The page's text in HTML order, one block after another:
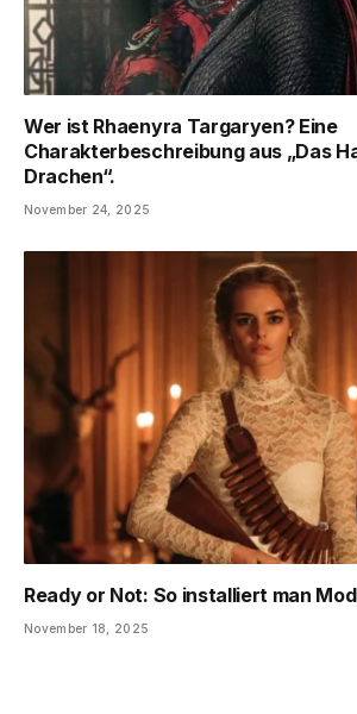
Wer ist Rhaenyra Targaryen? Eine
Charakterbeschreibung aus „Das
Drachen“.
November 24, 2025
Ready or Not: So installiert man
November 18, 2025